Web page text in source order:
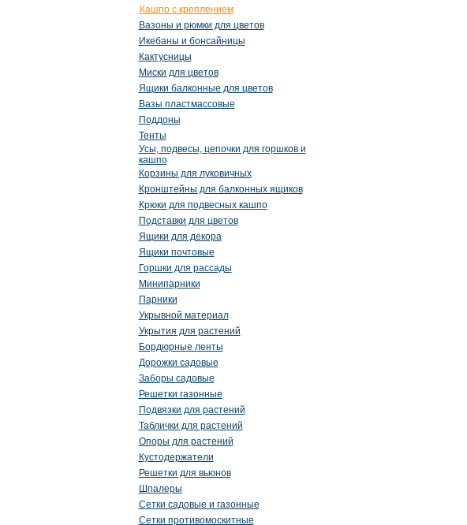
Кашпо с креплением
Вазоны и рюмки для цветов
Икебаны и бонсайницы
Кактусницы
Миски для цветов
Ящики балконные для цветов
Вазы пластмассовые
Поддоны
Тенты
Усы, подвесы, цепочки для горшков и
кашпо
Корзины для луковичных
Кронштейны для балконных ящиков
Крюки для подвесных кашпо
Подставки для цветов
Ящики для декора
Ящики почтовые
Горшки для рассады
Минипарники
Парники
Укрывной материал
Укрытия для растений
Бордюрные ленты
Дорожки садовые
Заборы садовые
Решетки газонные
Подвязки для растений
Таблички для растений
Опоры для растений
Кустодержатели
Решетки для вьюнов
Шпалеры
Сетки садовые и газонные
Сетки противомоскитные